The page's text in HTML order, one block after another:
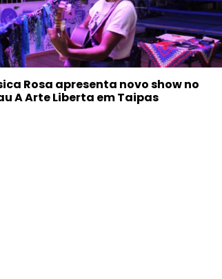
Rosa apresenta novo show no
A Arte Liberta em Taipas